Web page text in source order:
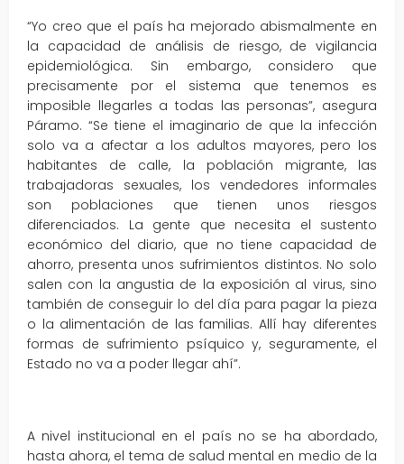
“Yo creo que el país ha mejorado abismalmente en
la capacidad de análisis de riesgo, de vigilancia
epidemiológica. Sin embargo, considero que
precisamente por el sistema que tenemos es
imposible llegarles a todas las personas”, asegura
Páramo. “Se tiene el imaginario de que la infección
solo va a afectar a los adultos mayores, pero los
habitantes de calle, la población migrante, las
trabajadoras sexuales, los vendedores informales
son poblaciones que tienen unos riesgos
diferenciados. La gente que necesita el sustento
económico del diario, que no tiene capacidad de
ahorro, presenta unos sufrimientos distintos. No solo
salen con la angustia de la exposición al virus, sino
también de conseguir lo del día para pagar la pieza
o la alimentación de las familias. Allí hay diferentes
formas de sufrimiento psíquico y, seguramente, el
Estado no va a poder llegar ahí”.
A nivel institucional en el país no se ha abordado,
hasta ahora, el tema de salud mental en medio de la